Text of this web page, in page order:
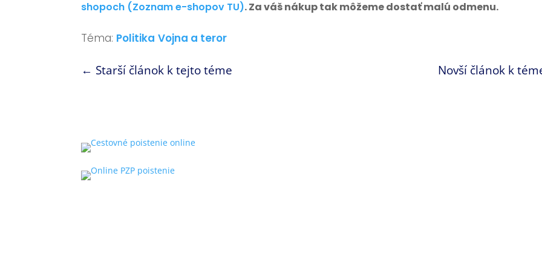
shopoch (Zoznam e-shopov TU). Za váš nákup tak môžeme dostať malú odmenu.
Téma: Politika Vojna a teror
← Starší článok k tejto téme Novší článok k